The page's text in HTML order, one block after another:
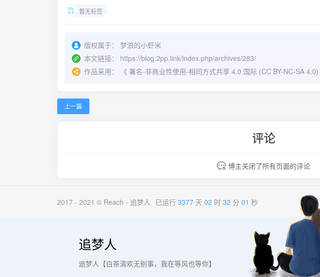
暂无标签
版权属于：
梦浪的小虾米
本文链接：
https://blog.2pp.link/index.php/archives/283/
作品采用：
《 署名-非商业性使用-相同方式共享 4.0 国际 (CC BY-NC-SA 4.0)
上一篇
评论
博主关闭了所有页面的评论
2017 - 2021 © Reach - 追梦人 已运行 3377 天 02 时 32 分 01 秒
追梦人
追梦人【白茶清欢无别事，我在等风也等你】